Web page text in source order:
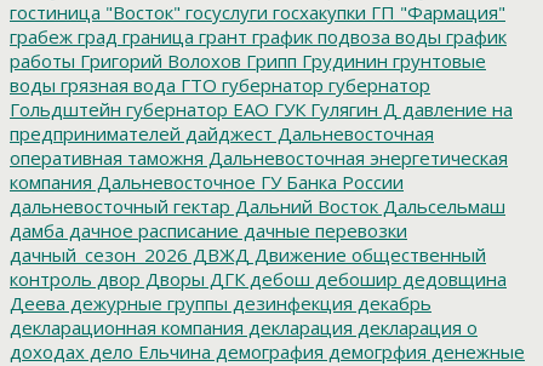
гостиница "Восток" госуслуги госхакупки ГП "Фармация"
грабеж град граница грант график подвоза воды график
работы Григорий Волохов Грипп Грудинин грунтовые
воды грязная вода ГТО губернатор губернатор
Гольдштейн губернатор ЕАО ГУК Гулягин Д давление на
предпринимателей дайджест Дальневосточная
оперативная таможня Дальневосточная энергетическая
компания Дальневосточное ГУ Банка России
дальневосточный гектар Дальний Восток Дальсельмаш
дамба дачное расписание дачные перевозки
дачный_сезон_2026 ДВЖД Движение общественный
контроль двор Дворы ДГК дебош дебошир дедовщина
Деева дежурные группы дезинфекция декабрь
декларационная компания декларация декларация о
доходах дело Ельчина демография демогрфия денежные